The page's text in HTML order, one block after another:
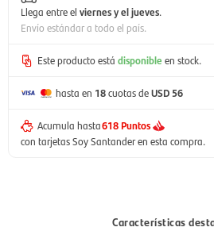
Llega entre el viernes y el jueves.
Envío estándar a todo el país.
Este producto está disponible en stock.
hasta en 18cuotas deUSD 56
Acumula hasta618 Puntos
con tarjetas Soy Santander en esta compra.
Características